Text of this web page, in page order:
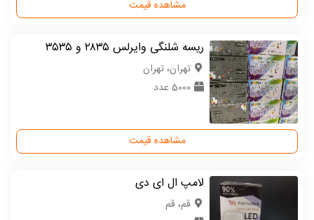
مشاهده قیمت
ریسه شلنگی وایرلس ۲۸۳۵ و ۳۵۳۵
تهران، تهران
5000 عدد
مشاهده قیمت
لامپ ال ای دی
قم، قم